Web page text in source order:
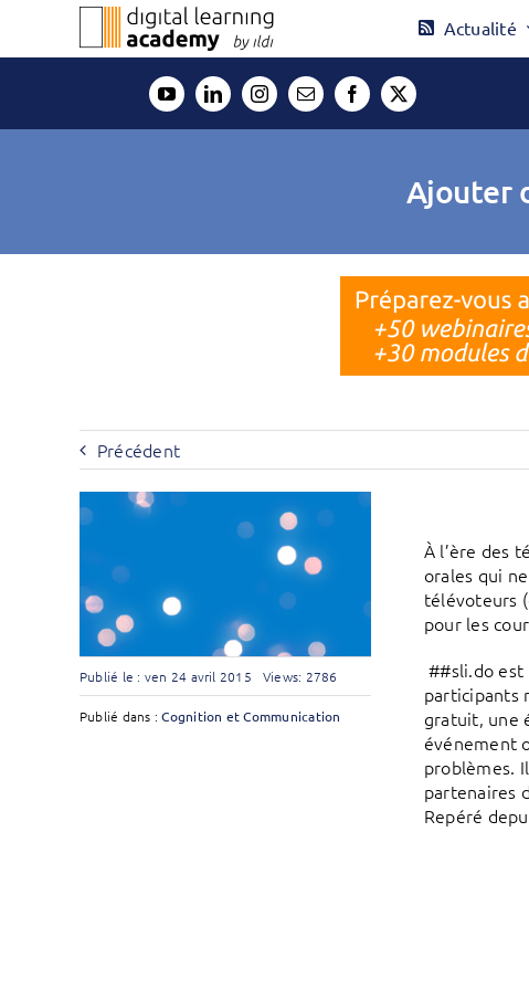
contenu
Actualité
Ajouter
Précédent
Publié le : ven 24 avril 2015 Views: 2786
Publié dans :Cognition et Communication
À l’ère des
orales qui
télévoteurs
pour les
##sli.do est
participants
gratuit, une
événement
problèmes.
partenaires
Repéré